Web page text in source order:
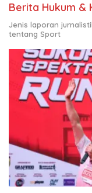
Berita Hukum &
Jenis laporan
tentang Sport